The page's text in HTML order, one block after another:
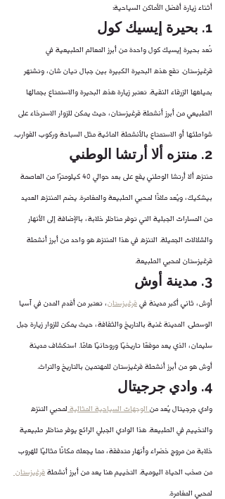
أثناء زيارة أفضل الأماكن السياحية:
1. بحيرة إيسيك كول
تُعد بحيرة إيسيك كول واحدة من أبرز المعالم الطبيعية في
قرغيزستان. تقع هذه البحيرة الكبيرة بين جبال تيان شان، وتشتهر
بمياهها الزرقاء النقية. تعتبر زيارة هذه البحيرة والاستمتاع بجمالها
الطبيعي من أبرز أنشطة قرغيزستان، حيث يمكن للزوار الاسترخاء على
شواطئها أو الاستمتاع بالأنشطة المائية مثل السباحة وركوب القوارب.
2. منتزه ألا أرتشا الوطني
منتزه ألا أرتشا الوطني يقع على بعد حوالي 40 كيلومترًا من العاصمة
بيشكيك، ويُعد ملاذًا لمحبي الطبيعة والمغامرة. يضم المنتزه العديد
من المسارات الجبلية التي توفر مناظر خلابة، بالإضافة إلى الأنهار
والشلالات الجميلة. التنزه في هذا المنتزه هو واحد من أبرز أنشطة
قرغيزستان لمحبي الطبيعة.
3. مدينة أوش
أوش، ثاني أكبر مدينة في قرغيزستان، تعتبر من أقدم المدن في آسيا
الوسطى. المدينة غنية بالتاريخ والثقافة، حيث يمكن للزوار زيارة جبل
سليمان، الذي يعد موقعًا تاريخيًا وروحانيًا هامًا. استكشاف مدينة
أوش هو من أبرز أنشطة قرغيزستان للمهتمين بالتاريخ والتراث.
4. وادي جرجيتال
وادي جرجيتال يُعد من الوجهات السياحية المثالية لمحبي التنزه
والتخييم في الطبيعة. هذا الوادي الجبلي الرائع يوفر مناظر طبيعية
خلابة من مروج خضراء وأنهار متدفقة، مما يجعله مكانًا مثاليًا للهروب
من صخب الحياة اليومية. التخييم هنا يعد من أبرز أنشطة قرغيزستان
لمحبي المغامرة.